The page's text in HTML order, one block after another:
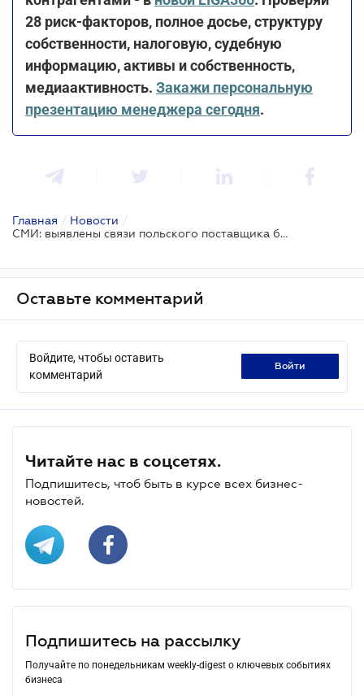
28 риск-факторов, полное досье, структуру
собственности, налоговую, судебную
информацию, активы и собственность,
медиаактивность. Закажи персональную
презентацию менеджера сегодня.
Главная / Новости /
СМИ: выявлены связи польского поставщика боеприпасов для Госпогранслужбы с фигурантами дела "Львовского арсенала"
Оставьте комментарий
Войдите, чтобы оставить
комментарий
войти
Читайте нас в соцсетях.
Подпишитесь, чтоб быть в курсе всех бизнес-
новостей.
Подпишитесь на рассылку
Получайте по понедельникам weekly-digest о ключевых событиях
бизнеса